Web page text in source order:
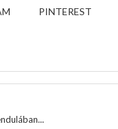
PINTEREST